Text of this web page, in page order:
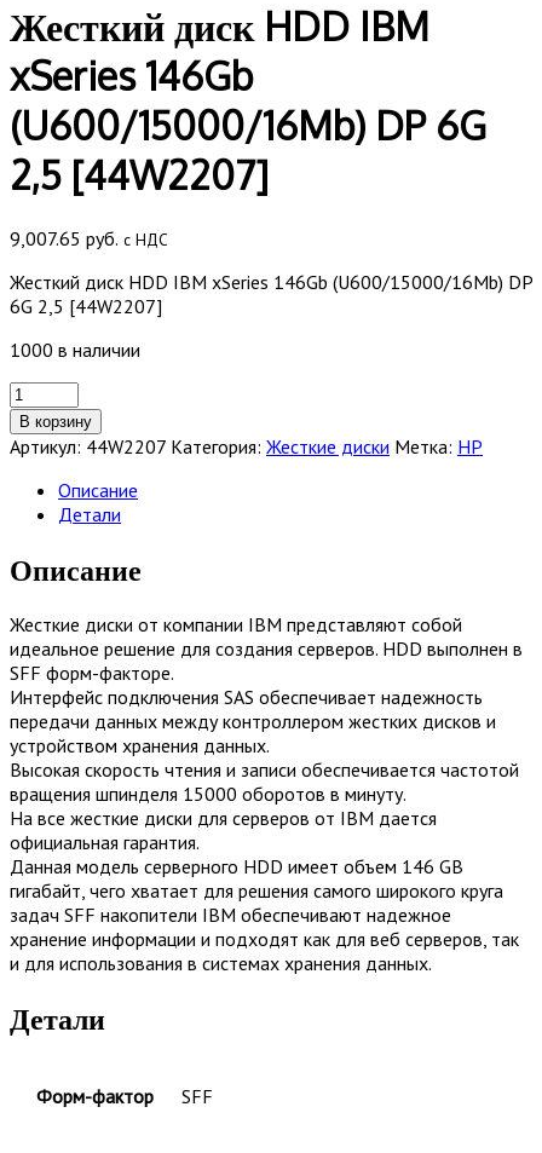
Жесткий диск HDD IBM
xSeries 146Gb
(U600/15000/16Mb) DP 6G
2,5 [44W2207]
9,007.65 руб. с НДС
Жесткий диск HDD IBM xSeries 146Gb (U600/15000/16Mb) DP
6G 2,5 [44W2207]
1000 в наличии
Количество
товара
Жесткий
диск
HDD
IBM
146Gb
(U600/15000/16Mb)
6G
2,5
[44W2207]
В корзину
Артикул: 44W2207 Категория: Жесткие диски Метка: HP
Описание
Детали
Описание
Жесткие диски от компании IBM представляют собой
идеальное решение для создания серверов. HDD выполнен в
SFF форм-факторе.
Интерфейс подключения SAS обеспечивает надежность
передачи данных между контроллером жестких дисков и
устройством хранения данных.
Высокая скорость чтения и записи обеспечивается частотой
вращения шпинделя 15000 оборотов в минуту.
На все жесткие диски для серверов от IBM дается
официальная гарантия.
Данная модель серверного HDD имеет объем 146 GB
гигабайт, чего хватает для решения самого широкого круга
задач SFF накопители IBM обеспечивают надежное
хранение информации и подходят как для веб серверов, так
и для использования в системах хранения данных.
Детали
Форм-фактор SFF